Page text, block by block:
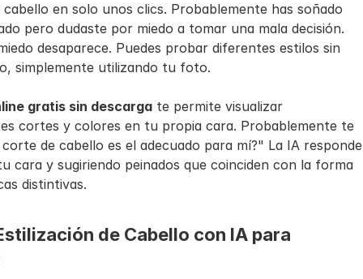
en solo unos clics. Probablemente has soñado
pero dudaste por miedo a tomar una mala decisión.
desaparece. Puedes probar diferentes estilos sin
simplemente utilizando tu foto.
gratis sin descarga te permite visualizar
cortes y colores en tu propia cara. Probablemente te
de cabello es el adecuado para mí?" La IA responde
cara y sugiriendo peinados que coinciden con la forma
distintivas.
de Cabello con IA para